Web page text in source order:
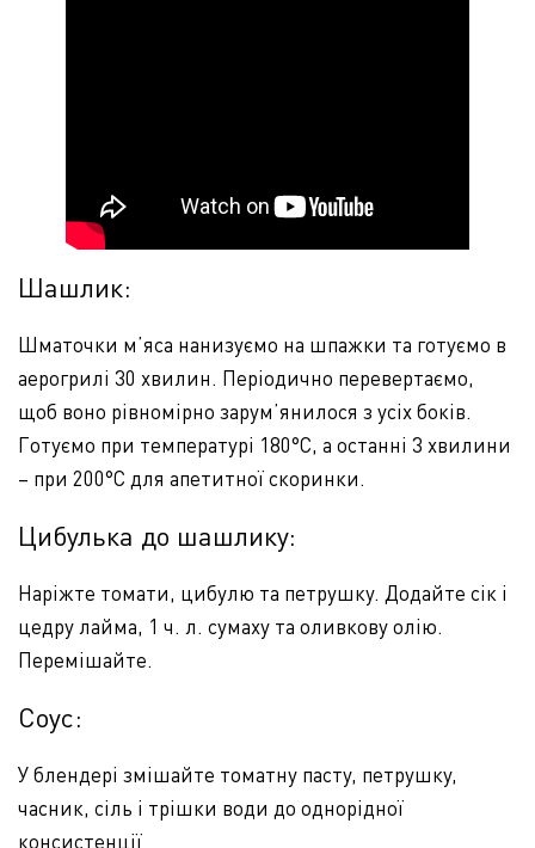
Шашлик:
Шматочки м’яса нанизуємо на шпажки та готуємо в
аерогрилі 30 хвилин. Періодично перевертаємо,
щоб воно рівномірно зарум’янилося з усіх боків.
Готуємо при температурі 180°C, а останні 3 хвилини
– при 200°C для апетитної скоринки.
Цибулька до шашлику:
Наріжте томати, цибулю та петрушку. Додайте сік і
цедру лайма, 1 ч. л. сумаху та оливкову олію.
Перемішайте.
Соус:
У блендері змішайте томатну пасту, петрушку,
часник, сіль і трішки води до однорідної
консистенції